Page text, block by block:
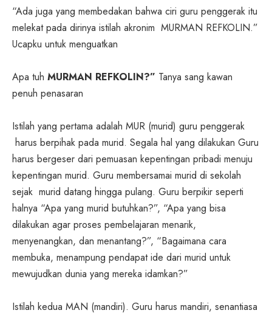
“Ada juga yang membedakan bahwa ciri guru penggerak itu
melekat pada dirinya istilah akronim MURMAN REFKOLIN.”
Ucapku untuk menguatkan
Apa tuh MURMAN REFKOLIN?” Tanya sang kawan
penuh penasaran
Istilah yang pertama adalah MUR (murid) guru penggerak
harus berpihak pada murid. Segala hal yang dilakukan Guru
harus bergeser dari pemuasan kepentingan pribadi menuju
kepentingan murid. Guru membersamai murid di sekolah
sejak murid datang hingga pulang. Guru berpikir seperti
halnya “Apa yang murid butuhkan?”, “Apa yang bisa
dilakukan agar proses pembelajaran menarik,
menyenangkan, dan menantang?”, “Bagaimana cara
membuka, menampung pendapat ide dari murid untuk
mewujudkan dunia yang mereka idamkan?”
Istilah kedua MAN (mandiri). Guru harus mandiri, senantiasa